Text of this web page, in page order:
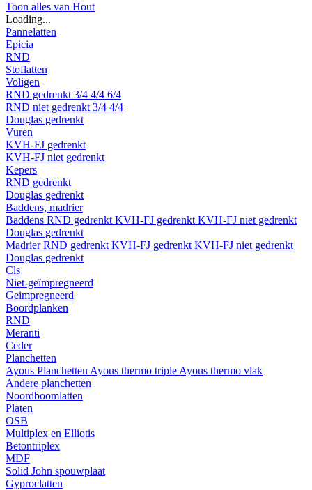
Toon alles van Hout
Loading...
Pannelatten
Epicia
RND
Stoflatten
Voligen
RND gedrenkt 3/4 4/4 6/4
RND niet gedrenkt 3/4 4/4
Douglas gedrenkt
Vuren
KVH-FJ gedrenkt
KVH-FJ niet gedrenkt
Kepers
RND gedrenkt
Douglas gedrenkt
Baddens, madrier
Baddens RND gedrenkt KVH-FJ gedrenkt KVH-FJ niet gedrenkt
Douglas gedrenkt
MadrierRND gedrenkt KVH-FJ gedrenkt KVH-FJ niet gedrenkt
Douglas gedrenkt
Cls
Niet-geïmpregneerd
Geimpregneerd
Boordplanken
RND
Meranti
Ceder
Planchetten
Ayous Planchetten Ayous thermo triple Ayous thermo vlak
Andere planchetten
Noordboomlatten
Platen
OSB
Multiplex en Elliotis
Betontriplex
MDF
Solid John spouwplaat
Gyproclatten